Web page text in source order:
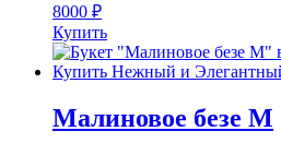
8000 ₽
Купить
Малиновое безе M